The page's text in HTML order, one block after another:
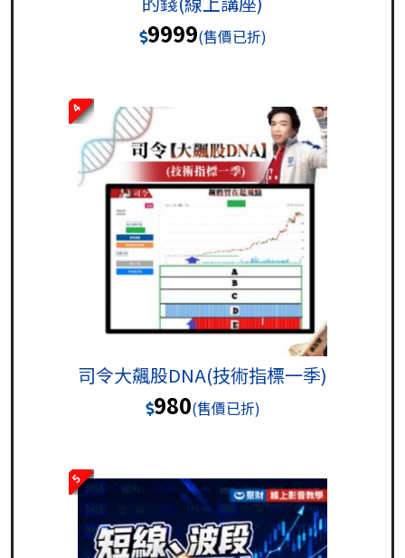
9999(售價已折)
4
司令大飆股DNA(技術指標一季)
980(售價已折)
5